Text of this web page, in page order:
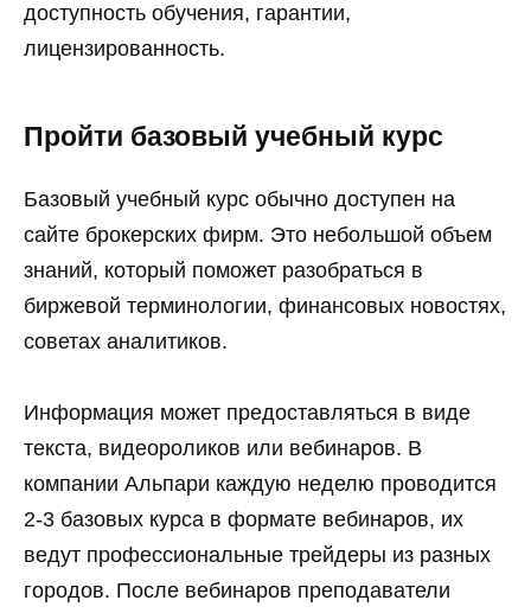
доступность обучения, гарантии,
лицензированность.
Пройти базовый учебный курс
Базовый учебный курс обычно доступен на
сайте брокерских фирм. Это небольшой объем
знаний, который поможет разобраться в
биржевой терминологии, финансовых новостях,
советах аналитиков.
Информация может предоставляться в виде
текста, видеороликов или вебинаров. В
компании Альпари каждую неделю проводится
2-3 базовых курса в формате вебинаров, их
ведут профессиональные трейдеры из разных
городов. После вебинаров преподаватели